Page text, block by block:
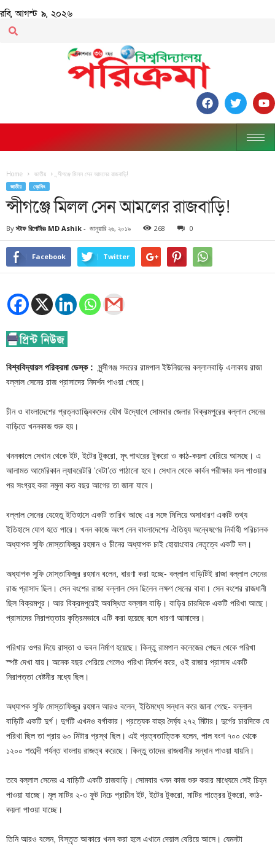
রবি, আগস্ট ৯, ২০২৬
Home জাতীয় ন্সীগঞ্জে মিলল সেন আমলের রাজবাড়ি!
জাতীয় ব্রেকিং
ন্সীগঞ্জে মিলল সেন আমলের রাজবাড়ি!
By স্টাফ রিপোর্টারঃ MD Ashik - জানুয়ারি ২৬, ২০১৯ 268 0
Facebook Twitter
বিশ্ববিদ্যায়ল পরিক্রমা ডেস্ক : মুন্সীগঞ্জ সদরের রামপাল ইউনিয়নের বল্লালবাড়ি এলাকায় রাজা
বল্লাল সেনের রাজ প্রাসাদের নিদর্শন পাওয়া গেছে।
চীন ও বাংলাদেশের প্রত্নতাত্ত্বিকদের যৌথ উদ্যোগে সোমবার জেলার বিক্রমপুরের বল্লাল সেনের
বাড়িতে খননকাজ শুরু হয়।
খননকালে সেখান থেকে ইট, ইটের টুকরো, মৃৎ পাথরের টুকরো ও কাঠ-কয়লা বেরিয়ে আসছে। এ
আলামত আমেরিকান ল্যাবরেটরি ‘বেটা’তে পাঠানো হবে। সেখান থেকে কার্বন পরীক্ষার ফল পাওয়ার
পর সংগ্রহ করা নমুনা কত বছর আগের তা জানা যাবে।
বল্লাল সেনের যেহেতু ইতিহাসে একটি তারিখ আছে এর সঙ্গে মিলিয়ে অসাধারণ একটি তথ্য
ইতিহাসে যোগ হতে পারে। খনন কাজে অংশ নেন বাংলাদেশের ঐতিহ্য অন্বেষণের নির্বাহী পরিচালক
অধ্যাপক সুফি মোস্তাফিজুর রহমান ও চীনের অধ্যাপক চাই হোয়াংবোর নেতৃত্বে একটি দল।
অধ্যাপক সুফি মোস্তাফিজুর রহমান বলেন, ধারণা করা হচ্ছে- বল্লাল বাড়িটিই রাজা বল্লাল সেনের
রাজ প্রাসাদ ছিল। সেন বংশের রাজা বল্লাল সেন ছিলেন লক্ষণ সেনের বাবা। সেন বংশের রাজধানী
ছিল বিক্রমপুর। আর বিক্রমপুরেই অবস্থিত বল্লাল বাড়ি। বাড়ির চারদিকে একটি পরিখা আছে।
প্রাসাদের নিরাপত্তায় কৃত্রিমভাবে এটি করা হয়েছে বলে ধারণা আমাদের।
পরিখার ওপর দিয়ে রাস্তা ও ভবন নির্মাণ হয়েছে। কিন্তু রামপাল কলেজের পেছন থেকে পরিখা
স্পষ্ট দেখা যায়। অনেক বছর পেরিয়ে গেলেও পরিখা নির্দেশ করে, ওই রাজার প্রাসাদ একটি
নিরাপত্তা বেষ্টনীর মধ্যে ছিল।
অধ্যাপক সুফি মোস্তাফিজুর রহমান আরও বলেন, ইতিমধ্যে সন্ধান করে জানা গেছে- বল্লাল
বাড়িটি একটি দুর্গ। দুর্গটি এখনও বর্গাকার। প্রত্যেক বাহুর দৈর্ঘ্য ২৭২ মিটার। দুর্গের চারদিকে যে
পরিখা ছিল তা প্রায় ৬০ মিটার প্রস্থ ছিল। এই প্রত্বতাত্তিক বলেন, পাল বংশ ৭০০ থেকে
১২০০ শতাব্দী পর্যন্ত বাংলায় রাজত্ব করেছে। কিন্তু তাদের রাজধানীর সন্ধান পাওয়া যায়নি।
তবে বল্লাল সেনের এ বাড়িটি একটি রাজবাড়ি। সোমবার খনন কাজ শুরু করার মাধ্যেমে সেই চিহ্ন
পাওয়া যাচ্ছে। মূল মাটির ২-৩ ফুট নিচে প্রাচীন ইট, ইটের টুকরো, মাটির পাত্রের টুকরো, কাঠ-
কয়লা পাওয়া যাচ্ছে।
তিনি আরও বলেন, বিস্তৃত আকারে খনন করা হলে এখানে দেয়াল বেরিয়ে আসে। যেমনটা